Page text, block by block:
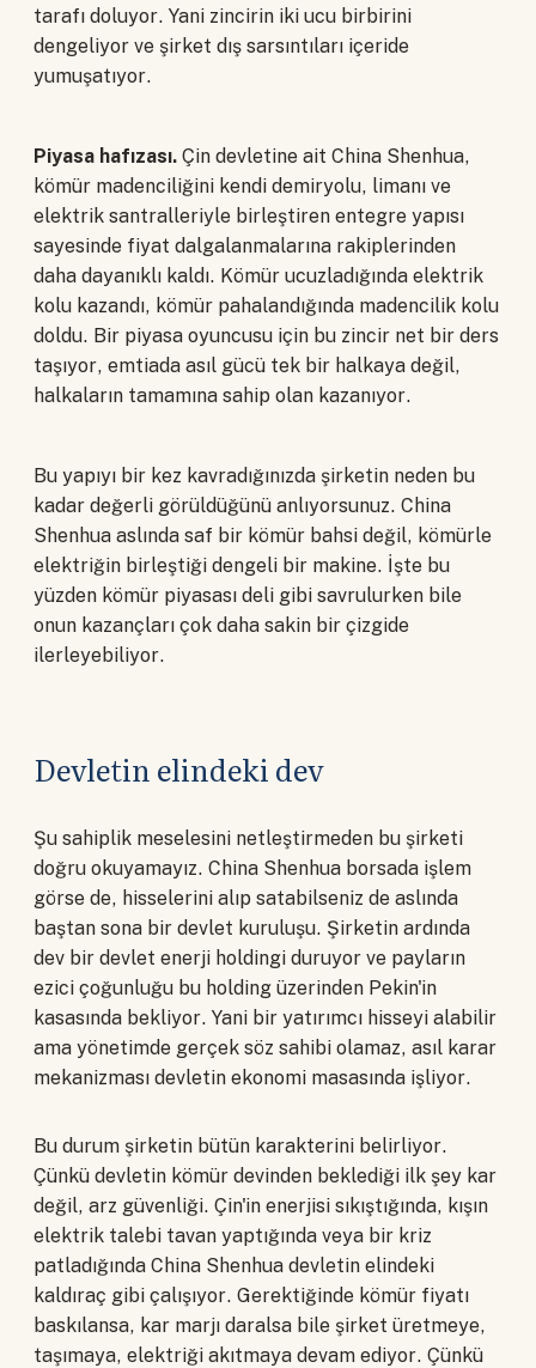
tarafı doluyor. Yani zincirin iki ucu birbirini
dengeliyor ve şirket dış sarsıntıları içeride
yumuşatıyor.
Piyasa hafızası. Çin devletine ait China Shenhua,
kömür madenciliğini kendi demiryolu, limanı ve
elektrik santralleriyle birleştiren entegre yapısı
sayesinde fiyat dalgalanmalarına rakiplerinden
daha dayanıklı kaldı. Kömür ucuzladığında elektrik
kolu kazandı, kömür pahalandığında madencilik kolu
doldu. Bir piyasa oyuncusu için bu zincir net bir ders
taşıyor, emtiada asıl gücü tek bir halkaya değil,
halkaların tamamına sahip olan kazanıyor.
Bu yapıyı bir kez kavradığınızda şirketin neden bu
kadar değerli görüldüğünü anlıyorsunuz. China
Shenhua aslında saf bir kömür bahsi değil, kömürle
elektriğin birleştiği dengeli bir makine. İşte bu
yüzden kömür piyasası deli gibi savrulurken bile
onun kazançları çok daha sakin bir çizgide
ilerleyebiliyor.
Devletin elindeki dev
Şu sahiplik meselesini netleştirmeden bu şirketi
doğru okuyamayız. China Shenhua borsada işlem
görse de, hisselerini alıp satabilseniz de aslında
baştan sona bir devlet kuruluşu. Şirketin ardında
dev bir devlet enerji holdingi duruyor ve payların
ezici çoğunluğu bu holding üzerinden Pekin'in
kasasında bekliyor. Yani bir yatırımcı hisseyi alabilir
ama yönetimde gerçek söz sahibi olamaz, asıl karar
mekanizması devletin ekonomi masasında işliyor.
Bu durum şirketin bütün karakterini belirliyor.
Çünkü devletin kömür devinden beklediği ilk şey kar
değil, arz güvenliği. Çin'in enerjisi sıkıştığında, kışın
elektrik talebi tavan yaptığında veya bir kriz
patladığında China Shenhua devletin elindeki
kaldıraç gibi çalışıyor. Gerektiğinde kömür fiyatı
baskılansa, kar marjı daralsa bile şirket üretmeye,
taşımaya, elektriği akıtmaya devam ediyor. Çünkü